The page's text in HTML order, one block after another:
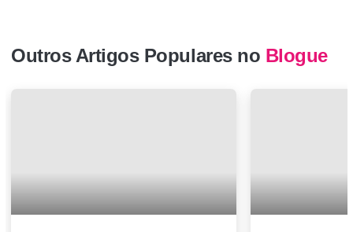
Outros Artigos Populares no Blogue